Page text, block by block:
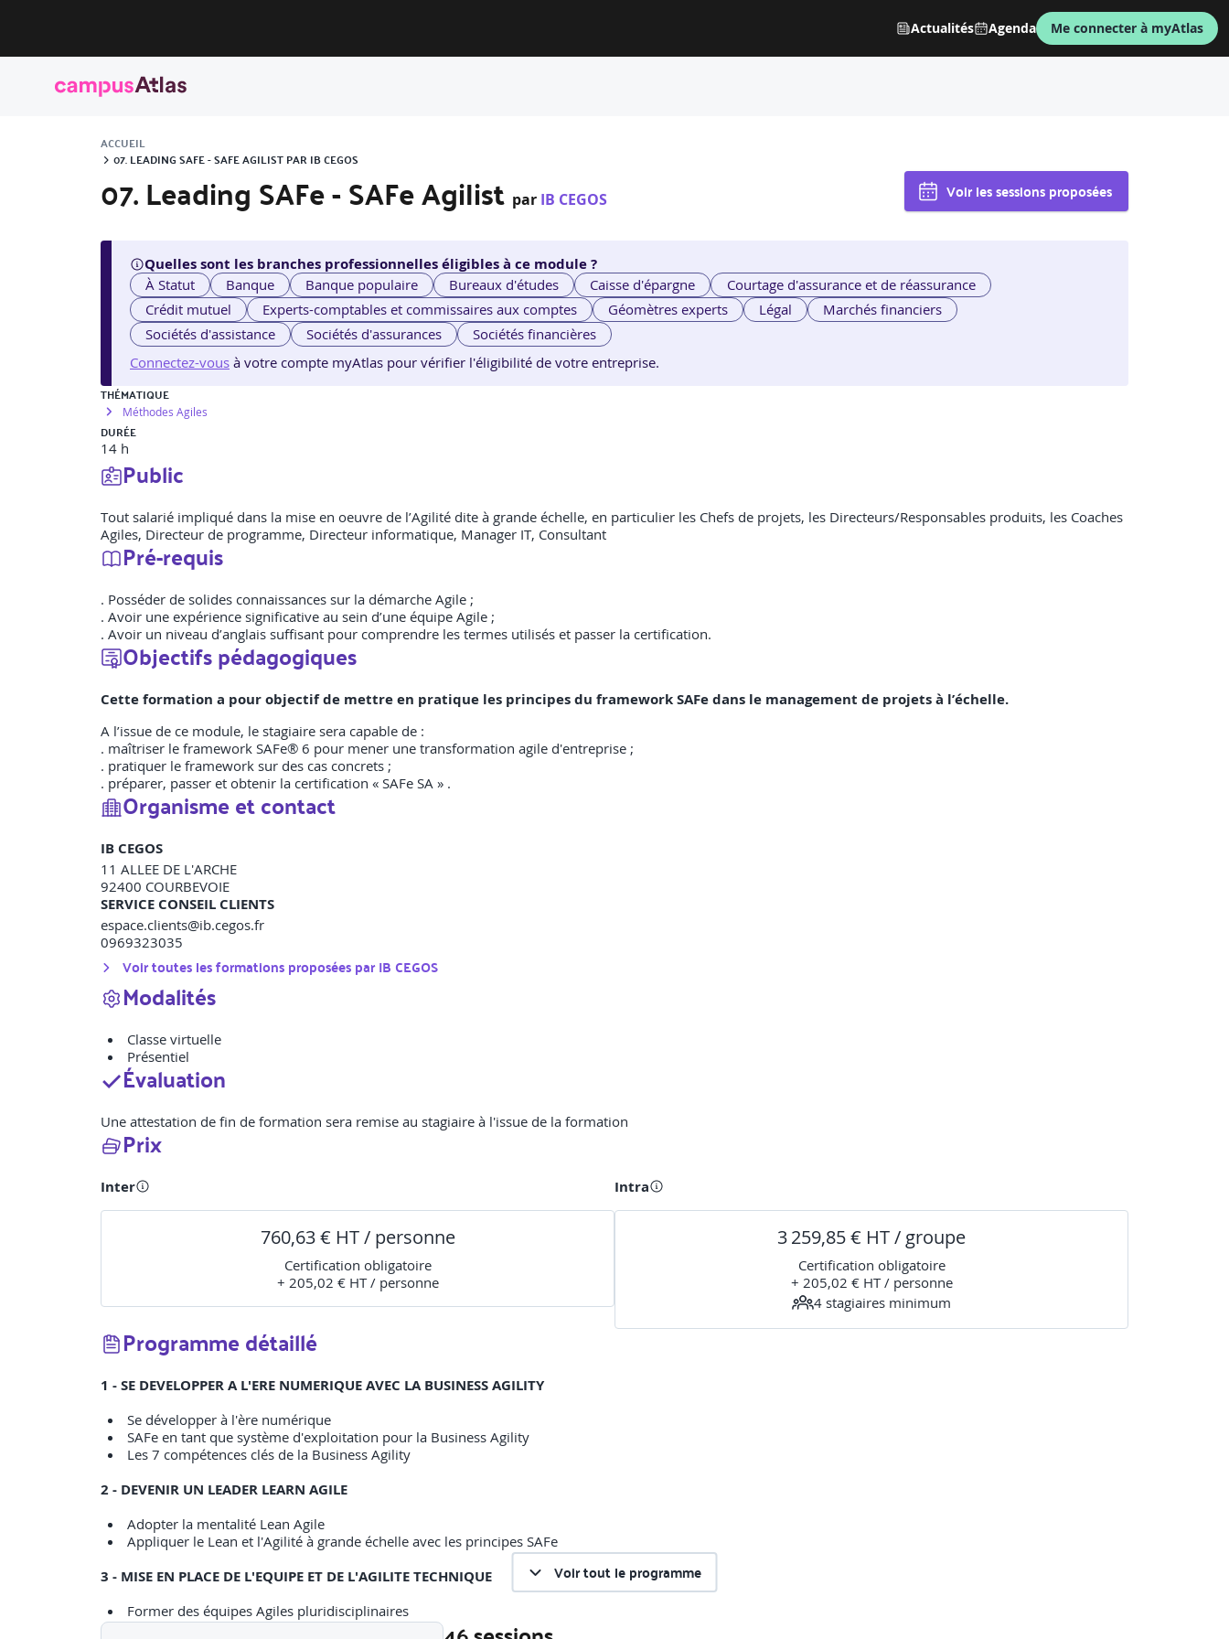
Actualités Agenda Me connecter à myAtlas
ACCUEIL
07. LEADING SAFE - SAFE AGILIST PAR IB CEGOS
07. Leading SAFe - SAFe Agilist par IB CEGOS Voir les sessions proposées
Quelles sont les branches professionnelles éligibles à ce module ?
À Statut Banque Banque populaire Bureaux d'études Caisse d'épargne
Courtage d'assurance et de réassurance
Crédit mutuel
Experts-comptables et commissaires aux comptes Géomètres experts Légal
Marchés financiers
Sociétés d'assistance
Sociétés d'assurances
Sociétés financières
Connectez-vous à votre compte myAtlas pour vérifier l'éligibilité de votre entreprise.
THÉMATIQUE
Méthodes Agiles
DURÉE
14 h
Public
Tout salarié impliqué dans la mise en oeuvre de l’Agilité dite à grande échelle, en particulier les Chefs de projets, les Directeurs/Responsables produits, les Coaches
Agiles, Directeur de programme, Directeur informatique, Manager IT, Consultant
Pré-requis
. Posséder de solides connaissances sur la démarche Agile ;
. Avoir une expérience significative au sein d’une équipe Agile ;
. Avoir un niveau d’anglais suffisant pour comprendre les termes utilisés et passer la certification.
Objectifs pédagogiques
Cette formation a pour objectif de mettre en pratique les principes du framework SAFe dans le management de projets à l’échelle.
A l’issue de ce module, le stagiaire sera capable de :
. maîtriser le framework SAFe® 6 pour mener une transformation agile d'entreprise ;
. pratiquer le framework sur des cas concrets ;
. préparer, passer et obtenir la certification « SAFe SA » .
Organisme et contact
IB CEGOS
11 ALLEE DE L'ARCHE
92400 COURBEVOIE
SERVICE CONSEIL CLIENTS
espace.clients@ib.cegos.fr
0969323035
Voir toutes les formations proposées parIB CEGOS
Modalités
Classe virtuelle
Présentiel
Évaluation
Une attestation de fin de formation sera remise au stagiaire à l'issue de la formation
Prix
Inter
760,63 € HT / personne
Certification obligatoire
+ 205,02 € HT / personne
Intra
3 259,85 € HT / groupe
Certification obligatoire
+ 205,02 € HT / personne
4 stagiaires minimum
Programme détaillé
1 - SE DEVELOPPER A L'ERE NUMERIQUE AVEC LA BUSINESS AGILITY
Se développer à l'ère numérique
SAFe en tant que système d'exploitation pour la Business Agility
Les 7 compétences clés de la Business Agility
2 - DEVENIR UN LEADER LEARN AGILE
Adopter la mentalité Lean Agile
Appliquer le Lean et l'Agilité à grande échelle avec les principes SAFe
3 - MISE EN PLACE DE L'EQUIPE ET DE L'AGILITE TECHNIQUE
Former des équipes Agiles pluridisciplinaires
Intégrer la qualité
Voir tout le programme